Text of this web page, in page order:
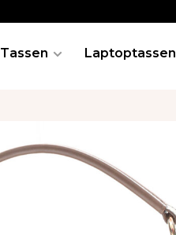
Tassen Laptoptassen